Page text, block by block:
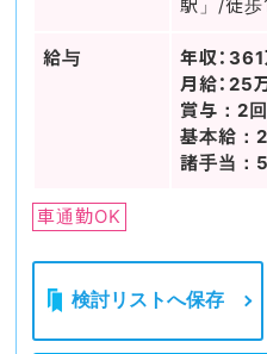
駅」/徒歩
給与
年収：
月給：25
賞与：2回
基本給
諸手当：
車通勤OK
検討リストへ保存